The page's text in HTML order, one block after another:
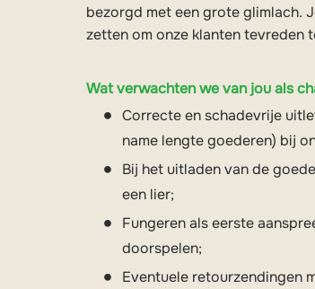
bezorgd met een grote glimlach.
zetten om onze klanten tevreden
Wat verwachten we van jou als
Correcte en schadevrije
name lengte goederen) bij
Bij het uitladen van de
een lier;
Fungeren als eerste
doorspelen;
Eventuele retourzendingen